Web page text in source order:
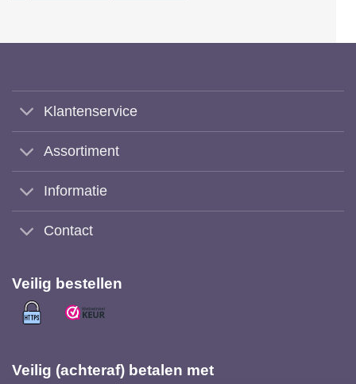
Klantenservice
Assortiment
Informatie
Contact
Veilig bestellen
Veilig (achteraf) betalen met